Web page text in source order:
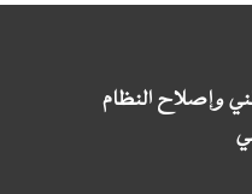
وإصلاح النظام